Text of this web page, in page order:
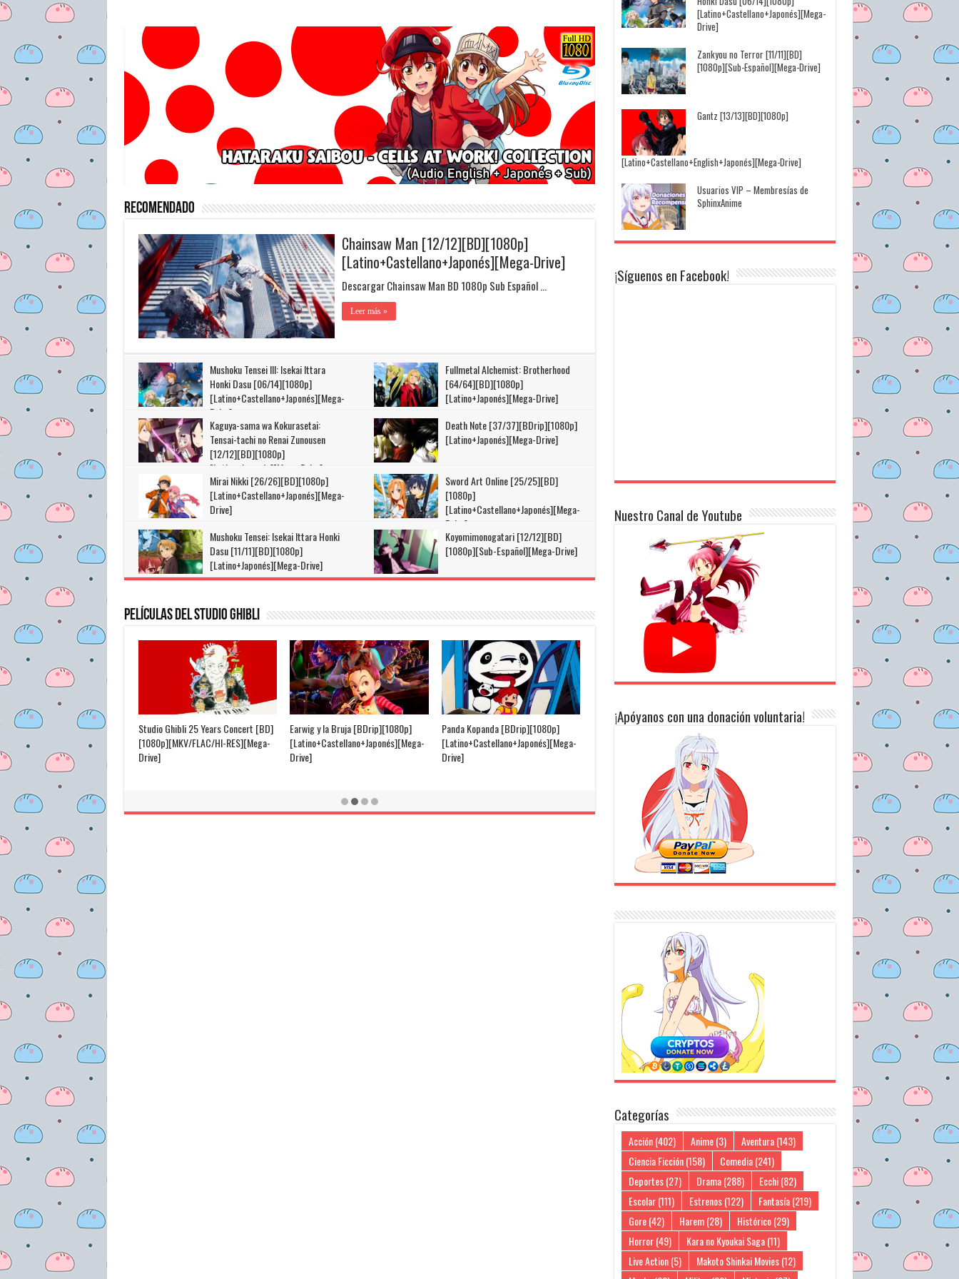
Recomendado
Chainsaw Man [12/12][BD][1080p]
[Latino+Castellano+Japonés][Mega-Drive]
Descargar Chainsaw Man BD 1080p Sub Español …
Leer más »
Mushoku Tensei III: Isekai Ittara
Honki Dasu [06/14][1080p]
[Latino+Castellano+Japonés][Mega-
Drive]
Fullmetal Alchemist: Brotherhood
[64/64][BD][1080p]
[Latino+Japonés][Mega-Drive]
Kaguya-sama wa Kokurasetai:
Tensai-tachi no Renai Zunousen
[12/12][BD][1080p]
[Latino+Japonés][Mega-Drive]
Death Note [37/37][BDrip][1080p]
[Latino+Japonés][Mega-Drive]
Mirai Nikki [26/26][BD][1080p]
[Latino+Castellano+Japonés][Mega-
Drive]
Sword Art Online [25/25][BD]
[1080p]
[Latino+Castellano+Japonés][Mega-
Drive]
Mushoku Tensei: Isekai Ittara Honki
Dasu [11/11][BD][1080p]
[Latino+Japonés][Mega-Drive]
Koyomimonogatari [12/12][BD]
[1080p][Sub-Español][Mega-Drive]
Películas del Studio Ghibli
Studio Ghibli 25 Years Concert [BD]
[1080p][MKV/FLAC/HI-RES][Mega-
Drive]
Earwig y la Bruja [BDrip][1080p]
[Latino+Castellano+Japonés][Mega-
Drive]
Panda Kopanda [BDrip][1080p]
[Latino+Castellano+Japonés][Mega-
Drive]
[Latino+Castellano+Japonés][Mega-
Drive]
Zankyou no Terror [11/11][BD]
[1080p][Sub-Español][Mega-Drive]
Gantz [13/13][BD][1080p]
[Latino+Castellano+English+Japonés][Mega-Drive]
Usuarios VIP – Membresías de
SphinxAnime
¡Síguenos en Facebook!
Nuestro Canal de Youtube
¡Apóyanos con una donación voluntaria!
Categorías
Acción(402) Anime(3) Aventura(143)
Ciencia Ficción(158) Comedia(241)
Deportes(27) Drama(288) Ecchi(82)
Escolar(111) Estrenos(122) Fantasía(219)
Gore(42) Harem(28) Histórico(29)
Horror(49) Kara no Kyoukai Saga(11)
Live Action(5) Makoto Shinkai Movies(12)